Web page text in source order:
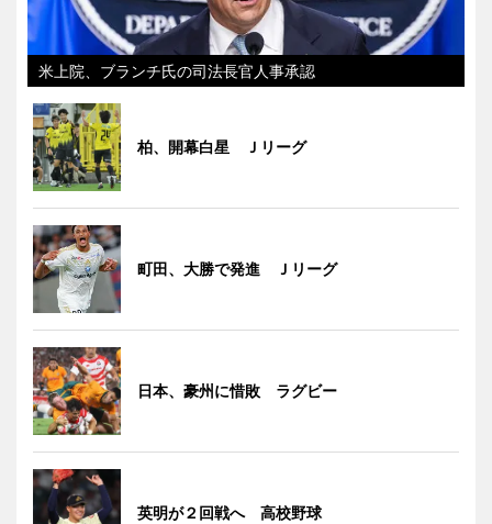
米上院、ブランチ氏の司法長官人事承認
柏、開幕白星 Ｊリーグ
町田、大勝で発進 Ｊリーグ
日本、豪州に惜敗 ラグビー
英明が２回戦へ 高校野球